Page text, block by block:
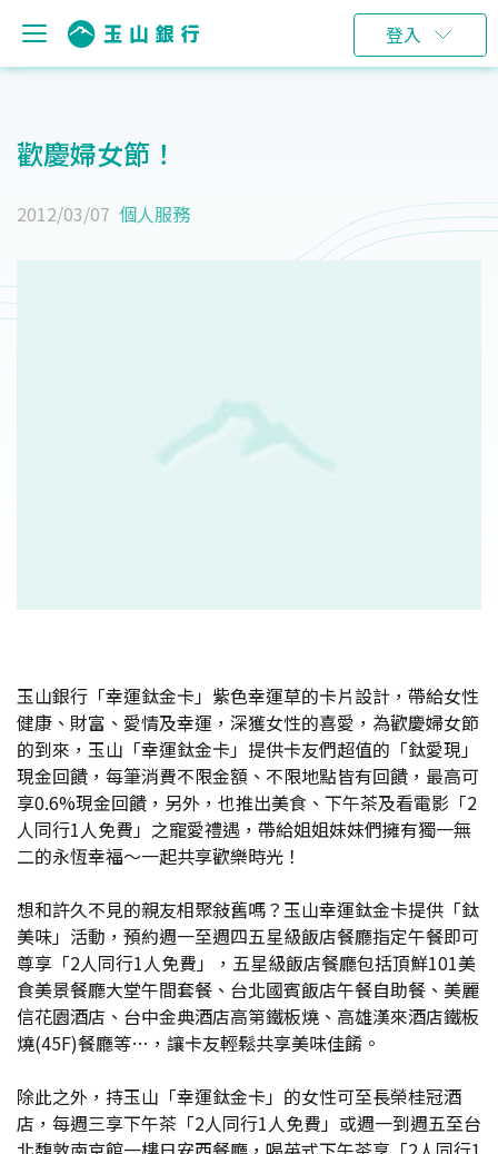
登入
歡慶婦女節！
2012/03/07 個人服務
玉山銀行「幸運鈦金卡」紫色幸運草的卡片設計，帶給女性
健康、財富、愛情及幸運，深獲女性的喜愛，為歡慶婦女節
的到來，玉山「幸運鈦金卡」提供卡友們超值的「鈦愛現」
現金回饋，每筆消費不限金額、不限地點皆有回饋，最高可
享0.6%現金回饋，另外，也推出美食、下午茶及看電影「2
人同行1人免費」之寵愛禮遇，帶給姐姐妹妹們擁有獨一無
二的永恆幸福～一起共享歡樂時光！
想和許久不見的親友相聚敍舊嗎？玉山幸運鈦金卡提供「鈦
美味」活動，預約週一至週四五星級飯店餐廳指定午餐即可
尊享「2人同行1人免費」，五星級飯店餐廳包括頂鮮101美
食美景餐廳大堂午間套餐、台北國賓飯店午餐自助餐、美麗
信花園酒店、台中金典酒店高第鐵板燒、高雄漢來酒店鐵板
燒(45F)餐廳等…，讓卡友輕鬆共享美味佳餚。
除此之外，持玉山「幸運鈦金卡」的女性可至長榮桂冠酒
店，每週三享下午茶「2人同行1人免費」或週一到週五至台